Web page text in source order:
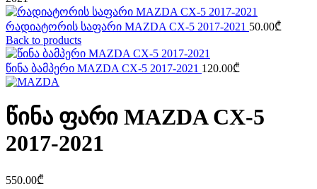
რადიატორის საფარი MAZDA CX-5 2017-2021 50.00₾
Back to products
წინა ბამპერი MAZDA CX-5 2017-2021 120.00₾
წინა ფარი MAZDA CX-5
2017-2021
550.00₾